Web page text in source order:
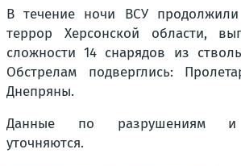
В течение ночи ВСУ продолжили
террор Херсонской области,
сложности 14 снарядов из
Обстрелам подверглись:
Днепряны.
Данные по разрушениям и
уточняются.